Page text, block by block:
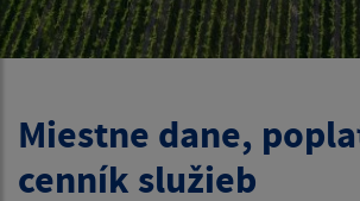
Miestne dane,
cenník služieb